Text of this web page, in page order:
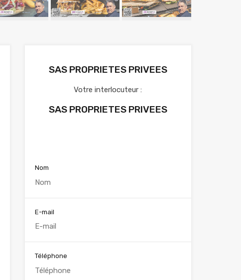
SAS PROPRIETES PRIVEES
Votre interlocuteur :
SAS PROPRIETES PRIVEES
Nom
E-mail
Téléphone